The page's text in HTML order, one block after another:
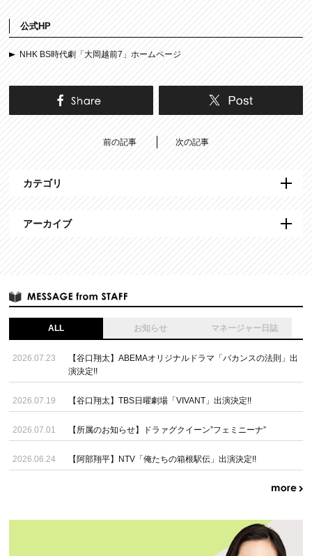
公式HP
NHK BS時代劇「大岡越前7」ホームページ
前の記事 次の記事
カテゴリ
アーカイブ
ALL お知らせ マネージャー日誌
2026.07.23
【谷口翔太】ABEMAオリジナルドラマ「バカンスの法則」出
演決定!!
2026.07.19 【谷口翔太】TBS日曜劇場「VIVANT」出演決定!!
2026.07.01 【所属のお知らせ】ドラァグクイーン”フェミニーナ”
2026.06.24 【阿部翔平】NTV「俺たちの箱根駅伝」出演決定!!